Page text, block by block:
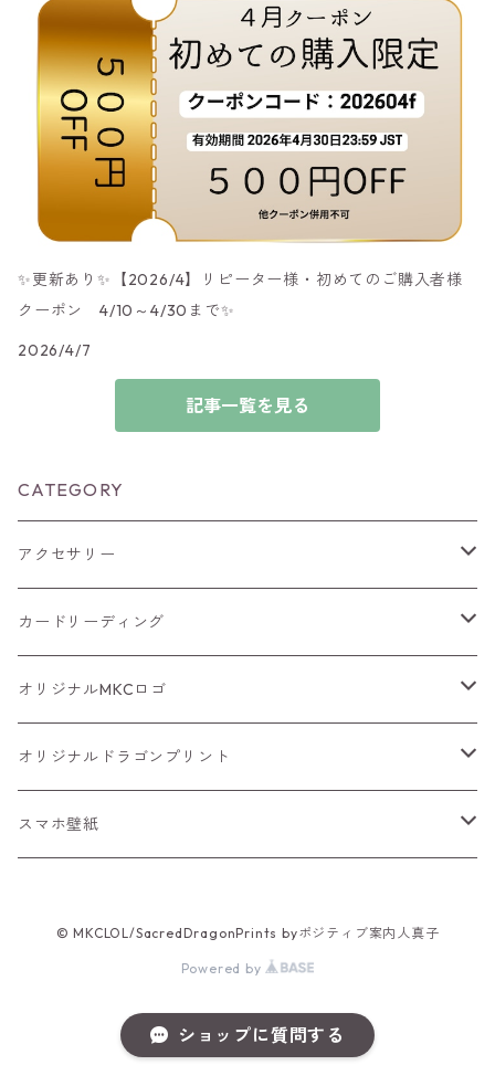
✨更新あり✨【2026/4】リピーター様・初めてのご購入者様
クーポン 4/10～4/30まで✨
2026/4/7
記事一覧を見る
CATEGORY
アクセサリー
ブレスレット
バッグチャーム
ピアス
カードリーディング
ルノルマンカード
PDF
タロットカード
オリジナルMKCロゴ
ポーチ
ステッカー
オリジナルドラゴンプリント
Tシャツ
スマホ壁紙
© MKCLOL/SacredDragonPrints byポジティブ案内人真子
Powered by
ショップに質問する